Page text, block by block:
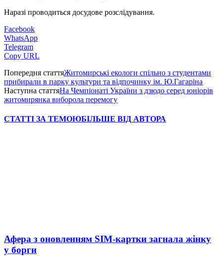
Наразі проводиться досудове розслідування.
Facebook
WhatsApp
Telegram
Copy URL
Попередня статтяЖитомирські екологи спільно з студентами
прибирали в парку культури та відпочинку ім. Ю.Гагаріна
Наступна статтяНа Чемпіонаті України з дзюдо серед юніорів
житомирянка виборола перемогу
СТАТТІ ЗА ТЕМОЮБІЛЬШЕ ВІД АВТОРА
Афера з оновленням SIM-картки загнала жінку
у борги